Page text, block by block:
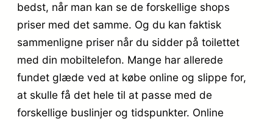
bedst, når man kan se de forskellige shops
priser med det samme. Og du kan faktisk
sammenligne priser når du sidder på toilettet
med din mobiltelefon. Mange har allerede
fundet glæde ved at købe online og slippe for,
at skulle få det hele til at passe med de
forskellige buslinjer og tidspunkter. Online